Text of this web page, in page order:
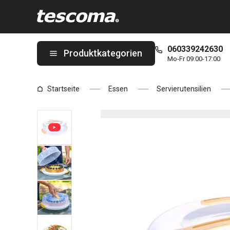
Produktkategorien 060339242630
Mo-Fr 09:00-17:00
Startseite Essen Servierutensilien